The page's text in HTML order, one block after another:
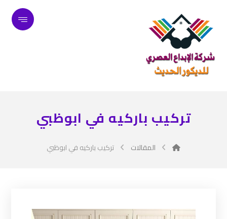
تركيب باركيه في ابوظبي
المقالات تركيب باركيه في ابوظبي